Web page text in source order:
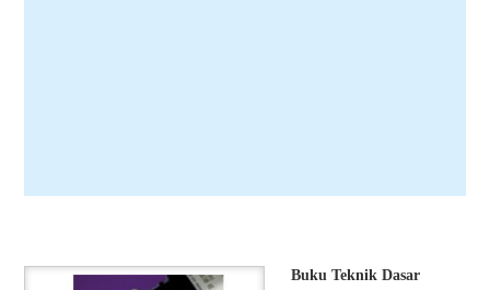
Buku Teknik Dasar